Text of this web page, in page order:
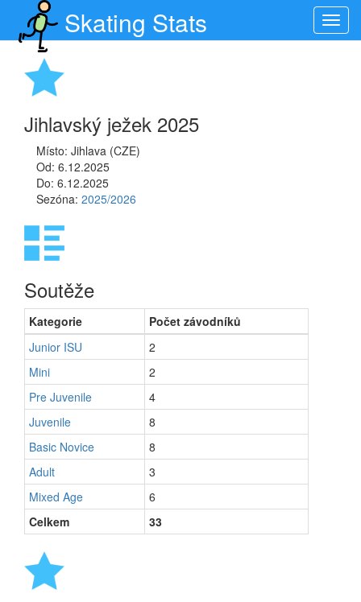
Skating Stats
Jihlavský ježek 2025
Místo: Jihlava (CZE)
Od: 6.12.2025
Do: 6.12.2025
Sezóna: 2025/2026
Soutěže
Kategorie
Počet závodníků
Junior ISU
2
Mini
2
Pre Juvenile
4
Juvenile
8
Basic Novice
8
Adult
3
Mixed Age
6
Celkem
33